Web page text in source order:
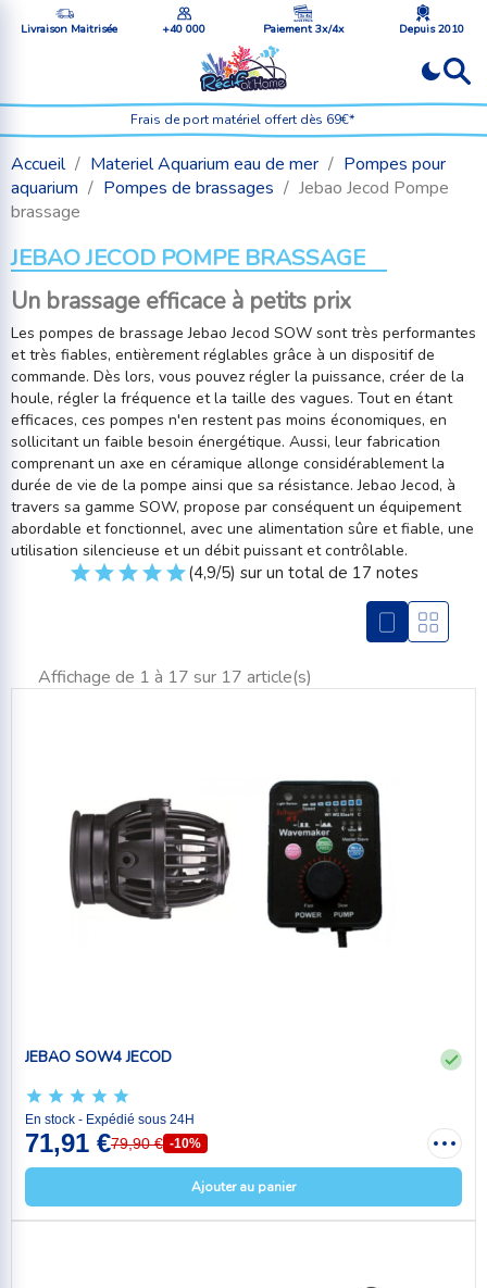
Livraison Maitrisée +40 000 Paiement 3x/4x Depuis 2010
Frais de port matériel offert dès 69€*
Accueil Materiel Aquarium eau de mer
Pompes pour
aquarium
Pompes de brassages
Jebao Jecod Pompe
brassage
JEBAO JECOD POMPE BRASSAGE
Un brassage efficace à petits prix
Les pompes de brassage Jebao Jecod SOW sont très performantes
et très fiables, entièrement réglables grâce à un dispositif de
commande. Dès lors, vous pouvez régler la puissance, créer de la
houle, régler la fréquence et la taille des vagues. Tout en étant
efficaces, ces pompes n'en restent pas moins économiques, en
sollicitant un faible besoin énergétique. Aussi, leur fabrication
comprenant un axe en céramique allonge considérablement la
durée de vie de la pompe ainsi que sa résistance. Jebao Jecod, à
travers sa gamme SOW, propose par conséquent un équipement
abordable et fonctionnel, avec une alimentation sûre et fiable, une
utilisation silencieuse et un débit puissant et contrôlable.
(4,9/5) sur un total de 17 notes
Affichage de 1 à 17 sur 17 article(s)
JEBAO SOW4 JECOD
En stock - Expédié sous 24H
71,91 €79,90 € -10%
Ajouter au panier